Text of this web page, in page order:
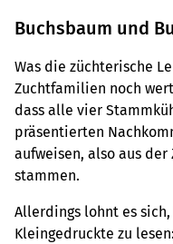
Buchsbaum und
Was die züchterische
Zuchtfamilien noch
dass alle vier
präsentierten
aufweisen, also aus
stammen.
Allerdings lohnt es
Kleingedruckte zu